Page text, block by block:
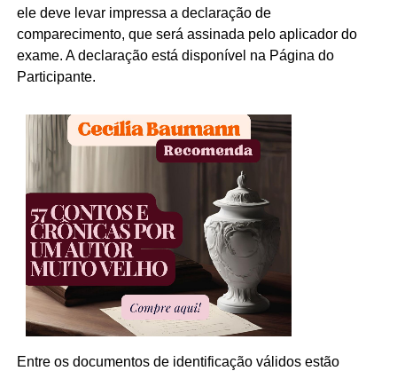
ele deve levar impressa a declaração de
comparecimento, que será assinada pelo aplicador do
exame. A declaração está disponível na Página do
Participante.
Entre os documentos de identificação válidos estão